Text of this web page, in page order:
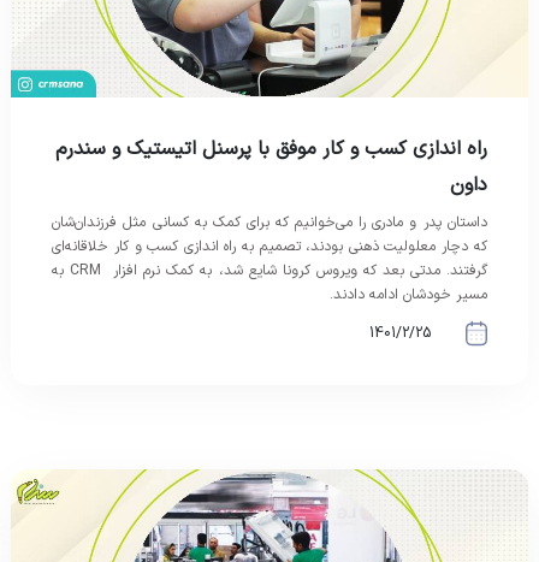
راه اندازی کسب و کار موفق با پرسنل اتیستیک و سندرم
داون
داستان پدر و مادری را می‌خوانیم که برای کمک به کسانی مثل فرزندان‌شان
که دچار معلولیت ذهنی بودند، تصمیم به راه اندازی کسب و کار خلاقانه‌ای
گرفتند. مدتی بعد که ویروس کرونا شایع شد، به کمک نرم افزار CRM به
مسیر خودشان ادامه دادند.
1401/2/25